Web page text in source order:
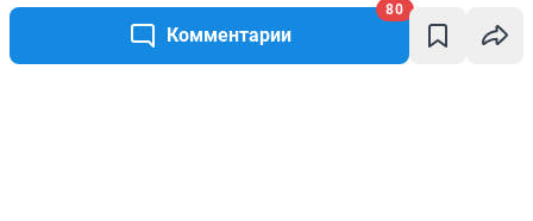
Комментарии
80